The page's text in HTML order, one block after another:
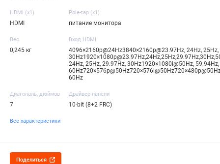
HDMI (x1)
HDMI
Pole-tap (x1)
питание монитора
Вес
0,245 кг
Вход HDMI
4096×2160p@24Hz3840×2160p@23.97Hz, 24Hz, 25Hz,
24Hz, 25Hz, 29.97Hz, 30Hz1920×1080i@50Hz,
60Hz
Диагональ, дюймов
7
Драйвер панели
10-bit (8+2 FRC)
Все характеристики
Поделиться